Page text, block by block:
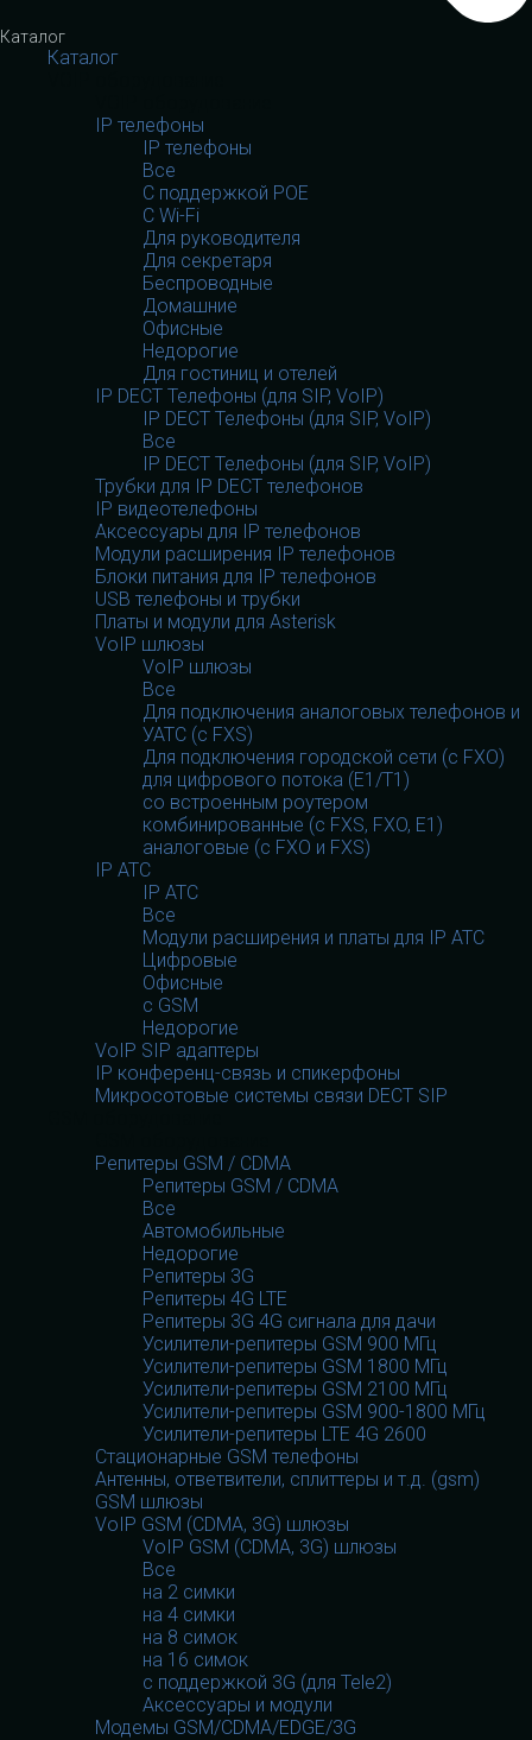
Каталог
Каталог
IP телефоны
IP телефоны
Все
С поддержкой POE
C Wi-Fi
Для руководителя
Для секретаря
Беспроводные
Домашние
Офисные
Недорогие
Для гостиниц и отелей
IP DECT Телефоны (для SIP, VoIP)
IP DECT Телефоны (для SIP, VoIP)
Все
IP DECT Телефоны (для SIP, VoIP)
Трубки для IP DECT телефонов
IP видеотелефоны
Аксессуары для IP телефонов
Модули расширения IP телефонов
Блоки питания для IP телефонов
USB телефоны и трубки
Платы и модули для Asterisk
VoIP шлюзы
VoIP шлюзы
Все
Для подключения аналоговых телефонов и
УАТС (с FXS)
Для подключения городской сети (с FXO)
для цифрового потока (E1/T1)
со встроенным роутером
комбинированные (c FXS, FXO, E1)
аналоговые (с FXO и FXS)
IP АТС
IP АТС
Все
Модули расширения и платы для IP АТС
Цифровые
Офисные
с GSM
Недорогие
VoIP SIP адаптеры
IP конференц-связь и спикерфоны
Микросотовые системы связи DECT SIP
Репитеры GSM / CDMA
Репитеры GSM / CDMA
Все
Автомобильные
Недорогие
Репитеры 3G
Репитеры 4G LTE
Репитеры 3G 4G сигнала для дачи
Усилители-репитеры GSM 900 МГц
Усилители-репитеры GSM 1800 МГц
Усилители-репитеры GSM 2100 МГц
Усилители-репитеры GSM 900-1800 МГц
Усилители-репитеры LTE 4G 2600
Стационарные GSM телефоны
Антенны, ответвители, сплиттеры и т.д. (gsm)
GSM шлюзы
VoIP GSM (CDMA, 3G) шлюзы
VoIP GSM (CDMA, 3G) шлюзы
Все
на 2 симки
на 4 симки
на 8 симок
на 16 симок
с поддержкой 3G (для Tele2)
Аксессуары и модули
Модемы GSM/CDMA/EDGE/3G